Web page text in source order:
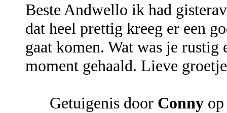
Beste Andwello ik had
dat heel prettig kreeg er een
gaat komen. Wat was je
moment gehaald. Lieve
Getuigenis door Conny